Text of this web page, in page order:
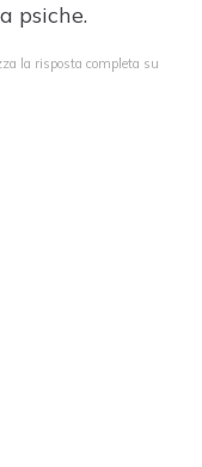
psiche.
la risposta completa su